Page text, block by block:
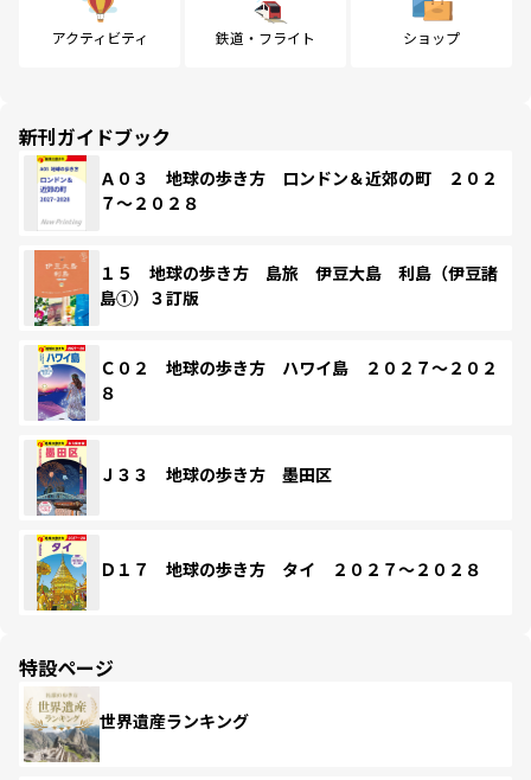
アクティビティ 鉄道・フライト ショップ
新刊ガイドブック
Ａ０３ 地球の歩き方 ロンドン＆近郊の町 ２０２
７～２０２８
１５ 地球の歩き方 島旅 伊豆大島 利島（伊豆諸
島①）３訂版
Ｃ０２ 地球の歩き方 ハワイ島 ２０２７～２０２
８
Ｊ３３ 地球の歩き方 墨田区
Ｄ１７ 地球の歩き方 タイ ２０２７～２０２８
特設ページ
世界遺産ランキング